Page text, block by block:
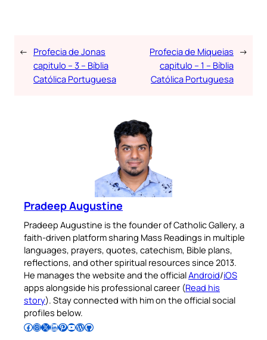
← Profecia de Jonas
capitulo – 3 – Bíblia
Católica Portuguesa
Profecia de Miqueias
capitulo – 1 – Bíblia
Católica Portuguesa
→
Pradeep Augustine
Pradeep Augustine is the founder of Catholic Gallery, a
faith-driven platform sharing Mass Readings in multiple
languages, prayers, quotes, catechism, Bible plans,
reflections, and other spiritual resources since 2013.
He manages the website and the officialAndroid/iOS
apps alongside his professional career (Read his
story). Stay connected with him on the official social
profiles below.
Follow Pradeep on Facebook Follow Pradeep on InstagramFollow Pradeep on X Follow Pradeep on LinkedIn Follow Pradeep on Pinterest Subscribe to Pradeep’s Youtube Channel Follow Pradeep on WordPress Follow Pradeep on GitHub